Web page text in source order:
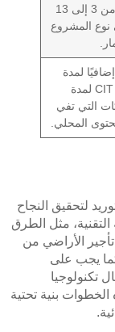
تتراوح مدتها من 3 إلى 13
نوع المشروع
لمدة
عامين، 50% CIT لمدة
التي تفي
المحلي.
لتحقيق النجاح
مثل الطرق
الأراضي من
كما يجب على
تكنولوجيا
بنية تحتية